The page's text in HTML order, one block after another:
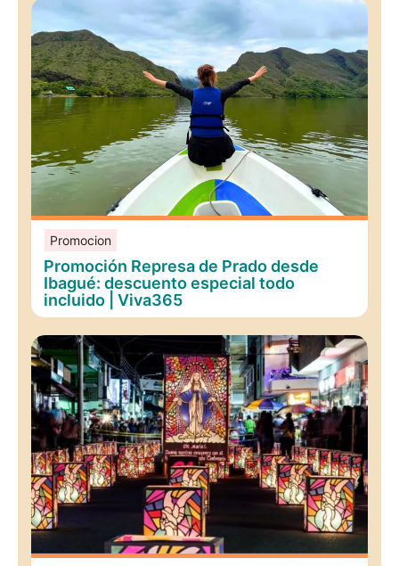
Promocion
Promoción Represa de Prado desde
Ibagué: descuento especial todo
incluido | Viva365